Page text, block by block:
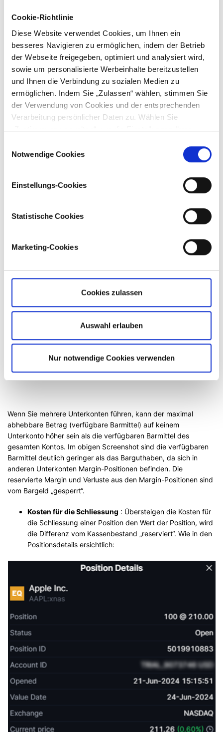
Cookie-Richtlinie
Diese Website verwendet Cookies, um Ihnen ein
besseres Navigieren zu ermöglichen, indem der Betrieb
der Webseite freigegeben, optimiert und analysiert wird,
sowie um personalisierte Werbeinhalte bereitzustellen
und Ihnen die Verbindung zu sozialen Medien zu
ermöglichen. Indem Sie „Zulassen“ wählen, stimmen Sie
der Verwendung von Cookies und der entsprechenden
Verarbeitung persönlicher Daten zu. Wählen Sie
„Zustimmung verwalten“, um die Einstellungen Ihrer
Cookie-Richtlinien jederzeit Ihre Einstellungen ändern
oder Ihre Zustimmung zurückziehen. Bitte lesen Sie
Datenschutzrichtlinie hier
Notwendige Cookies
Einstellungs-Cookies
Statistische Cookies
Marketing-Cookies
Cookies zulassen
Auswahl erlauben
Nur notwendige Cookies verwenden
Reservierte anfängliche Marge: Wenn Sie Margin-
Positionen halten (z. B. CFD/FX), wird die reservierte
anfängliche Marge von Ihrem Barguthaben „gesperrt“.
Wert der Optionen: Ein negativer Optionswert reduziert
das verfügbare Bargeld, da es für den Rückkauf der
Optionen reserviert ist.
Verlust aus Margin-Positionen
: Wenn Sie Margin-
Positionen halten (z. B. CFD/FX) und es zu einem
Nettoverlust bei den Positionen kommt, wird der
Nettoverlust vom Barguthaben „reserviert“.
Beispiel:
Wenn Sie mehrere Unterkonten führen, kann der maximal
abhebbare Betrag (verfügbare Barmittel) auf keinem
Unterkonto höher sein als die verfügbaren Barmittel des
gesamten Kontos. Im obigen Screenshot sind die verfügbaren
Barmittel deutlich geringer als das Barguthaben, da sich in
anderen Unterkonten Margin-Positionen befinden. Die
reservierte Margin und Verluste aus den Margin-Positionen sind
vom Bargeld „gesperrt“.
Kosten für die Schliessung : Übersteigen die Kosten für
die Schliessung einer Position den Wert der Position, wird
die Differenz vom Kassenbestand „reserviert“. Wie in den
Positionsdetails ersichtlich: